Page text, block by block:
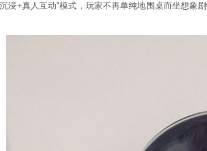
浸+真人互动”模式，玩家不再单纯地围桌而坐想象